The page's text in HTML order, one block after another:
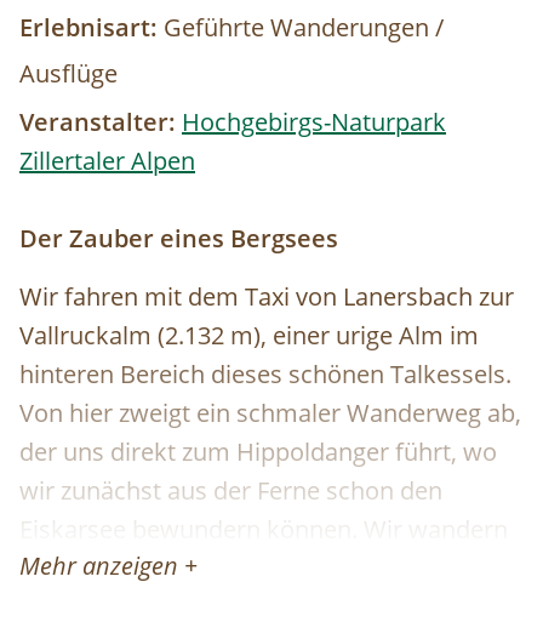
Erlebnisart: Geführte Wanderungen /
Ausflüge
Veranstalter: Hochgebirgs-Naturpark
Zillertaler Alpen
Der Zauber eines Bergsees
Wir fahren mit dem Taxi von Lanersbach zur
Vallruckalm (2.132 m), einer urige Alm im
hinteren Bereich dieses schönen Talkessels.
Von hier zweigt ein schmaler Wanderweg ab,
der uns direkt zum Hippoldanger führt, wo
wir zunächst aus der Ferne schon den
Eiskarsee bewundern können. Wir wandern
weiter bis zur Hippoldspitze (2.642 m) und
Mehr anzeigen +